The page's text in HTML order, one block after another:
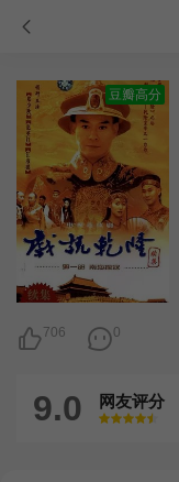
豆瓣高分
706 0
9.0 网友评分
很差
较差还行推荐力荐